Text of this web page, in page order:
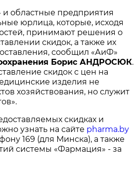
областные предприятия
юрлица, которые, исходя
принимают решения о
скидок, а также их
сообщил «АиФ»
Борис АНДРОСЮК.
скидок с цен на
изделия не
хозяйствования, но служит
скидках и
узнать на сайте pharma.by
169 (для Минска), а также
системы «Фармация» - за